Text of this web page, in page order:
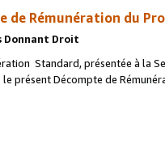
de Rémunération du
Donnant Droit
Standard, présentée à la
présent Décompte de